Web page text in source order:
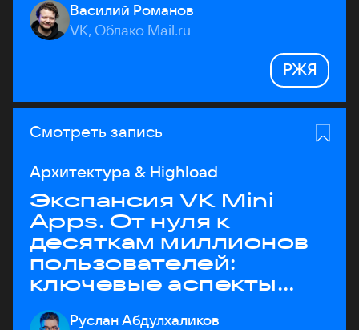
Василий Романов
VK, Облако Mail.ru
РЖЯ
Смотреть запись
Архитектура & Highload
Экспансия VK Mini
Apps. От нуля к
десяткам миллионов
пользователей:
ключевые аспекты
архитектуры
Руслан Абдулхаликов